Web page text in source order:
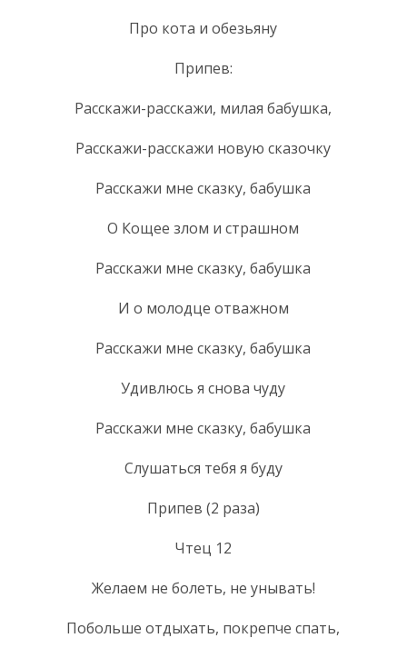
Про кота и обезьяну
Припев:
Расскажи-расскажи, милая бабушка,
Расскажи-расскажи новую сказочку
Расскажи мне сказку, бабушка
О Кощее злом и страшном
Расскажи мне сказку, бабушка
И о молодце отважном
Расскажи мне сказку, бабушка
Удивлюсь я снова чуду
Расскажи мне сказку, бабушка
Слушаться тебя я буду
Припев (2 раза)
Чтец 12
Желаем не болеть, не унывать!
Побольше отдыхать, покрепче спать,